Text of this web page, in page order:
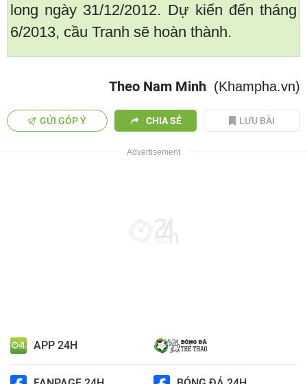
long ngày 31/12/2012. Dự kiến đến tháng
6/2013, cầu Tranh sẽ hoàn thành.
Theo Nam Minh (Khampha.vn)
GỬI GÓP Ý CHIA SẺ LƯU BÀI
APP 24H